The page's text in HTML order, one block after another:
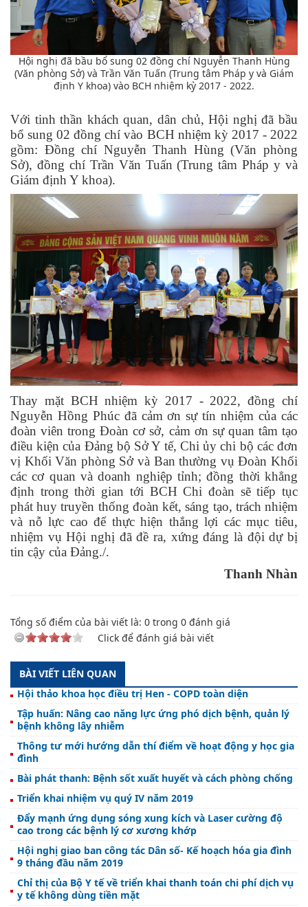
Hội nghị đã bầu bổ sung 02 đồng chí Nguyễn Thanh Hùng
(Văn phòng Sở) và Trần Văn Tuấn (Trung tâm Pháp y và Giám
định Y khoa) vào BCH nhiệm kỳ 2017 - 2022.
Với tinh thần khách quan, dân chủ, Hội nghị đã bầu
bổ sung 02 đồng chí vào BCH nhiệm kỳ 2017 - 2022
gồm: Đồng chí Nguyễn Thanh Hùng (Văn phòng
Sở), đồng chí Trần Văn Tuấn (Trung tâm Pháp y và
Giám định Y khoa).
Thay mặt BCH nhiệm kỳ 2017 - 2022, đồng chí
Nguyễn Hồng Phúc đã cảm ơn sự tín nhiệm của các
đoàn viên trong Đoàn cơ sở, cảm ơn sự quan tâm tạo
điều kiện của Đảng bộ Sở Y tế, Chi ủy chi bộ các đơn
vị Khối Văn phòng Sở và Ban thường vụ Đoàn Khối
các cơ quan và doanh nghiệp tỉnh; đồng thời khẳng
định trongthời gian tới BCH Chi đoàn sẽ tiếp tục
phát huy truyền thống đoàn kết, sáng tạo, trách nhiệm
và nỗ lực cao để thực hiện thắng lợi các mục tiêu,
nhiệm vụ Hội nghị đã đề ra, xứng đáng là đội dự bị
tin cậy của Đảng./.
Thanh Nhàn
Tổng số điểm của bài viết là: 0 trong 0 đánh giá
Click để đánh giá bài viết
BÀI VIẾT LIÊN QUAN
Hội thảo khoa học điều trị Hen - COPD toàn diện
Tập huấn: Nâng cao năng lực ứng phó dịch bệnh, quản lý
bệnh không lây nhiễm
Thông tư mới hướng dẫn thí điểm về hoạt động y học gia
đình
Bài phát thanh: Bệnh sốt xuất huyết và cách phòng chống
Triển khai nhiệm vụ quý IV năm 2019
Đẩy mạnh ứng dụng sóng xung kích và Laser cường độ
cao trong các bệnh lý cơ xương khớp
Hội nghị giao ban công tác Dân số- Kế hoạch hóa gia đình
9 tháng đầu năm 2019
Chỉ thị của Bộ Y tế về triển khai thanh toán chi phí dịch vụ
y tế không dùng tiền mặt